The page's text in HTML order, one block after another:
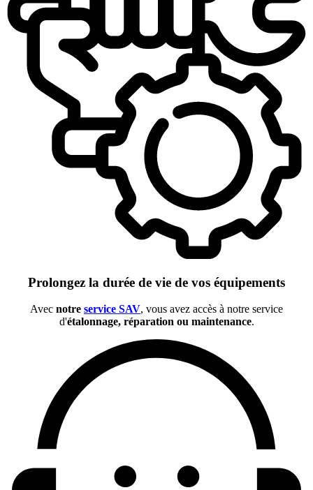
Prolongez la durée de vie de vos équipements
Avec notre service SAV, vous avez accès à notre service
d'étalonnage, réparation ou maintenance.